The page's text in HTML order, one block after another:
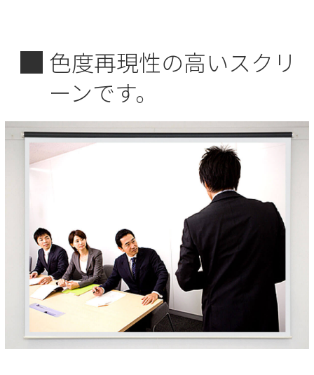
■ 色度再現性の高いスクリ
ーンです。